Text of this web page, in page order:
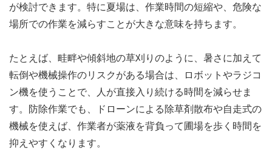
が検討できます。特に夏場は、作業時間の短縮や、危険な
場所での作業を減らすことが大きな意味を持ちます。
たとえば、畦畔や傾斜地の草刈りのように、暑さに加えて
転倒や機械操作のリスクがある場合は、ロボットやラジコ
ン機を使うことで、人が直接入り続ける時間を減らせま
す。防除作業でも、ドローンによる除草剤散布や自走式の
機械を使えば、作業者が薬液を背負って圃場を歩く時間を
抑えやすくなります。